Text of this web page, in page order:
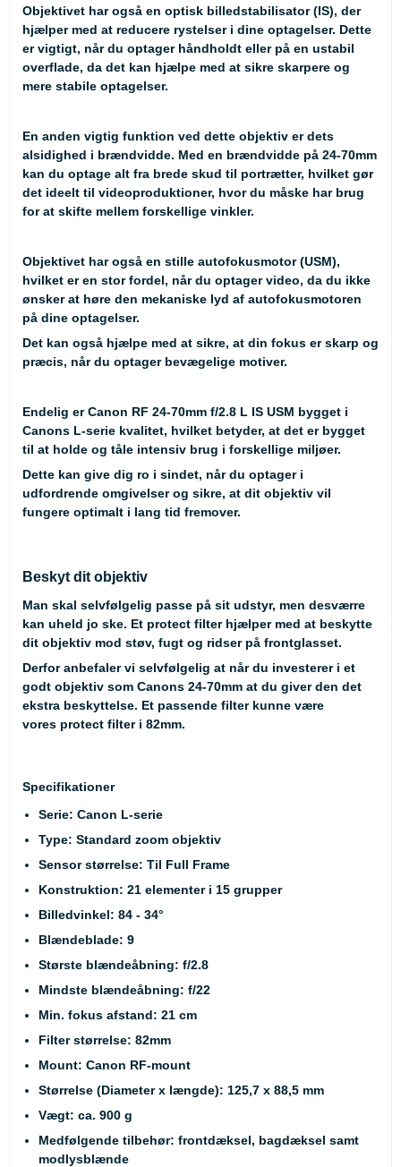
Objektivet har også en optisk billedstabilisator (IS), der
hjælper med at reducere rystelser i dine optagelser. Dette
er vigtigt, når du optager håndholdt eller på en ustabil
overflade, da det kan hjælpe med at sikre skarpere og
mere stabile optagelser.
En anden vigtig funktion ved dette objektiv er dets
alsidighed i brændvidde. Med en brændvidde på 24-70mm
kan du optage alt fra brede skud til portrætter, hvilket gør
det ideelt til videoproduktioner, hvor du måske har brug
for at skifte mellem forskellige vinkler.
Objektivet har også en stille autofokusmotor (USM),
hvilket er en stor fordel, når du optager video, da du ikke
ønsker at høre den mekaniske lyd af autofokusmotoren
på dine optagelser.
Det kan også hjælpe med at sikre, at din fokus er skarp og
præcis, når du optager bevægelige motiver.
Endelig er Canon RF 24-70mm f/2.8 L IS USM bygget i
Canons L-serie kvalitet, hvilket betyder, at det er bygget
til at holde og tåle intensiv brug i forskellige miljøer.
Dette kan give dig ro i sindet, når du optager i
udfordrende omgivelser og sikre, at dit objektiv vil
fungere optimalt i lang tid fremover.
Beskyt dit objektiv
Man skal selvfølgelig passe på sit udstyr, men desværre
kan uheld jo ske. Et protect filter hjælper med at beskytte
dit objektiv mod støv, fugt og ridser på frontglasset.
Derfor anbefaler vi selvfølgelig at når du investerer i et
godt objektiv som Canons 24-70mm at du giver den det
ekstra beskyttelse. Et passende filter kunne være
vores protect filter i 82mm.
Specifikationer
Serie: Canon L-serie
Type: Standard zoom objektiv
Sensor størrelse: Til Full Frame
Konstruktion: 21 elementer i 15 grupper
Billedvinkel: 84 - 34°
Blændeblade: 9
Største blændeåbning: f/2.8
Mindste blændeåbning: f/22
Min. fokus afstand: 21 cm
Filter størrelse: 82mm
Mount: Canon RF-mount
Størrelse (Diameter x længde): 125,7 x 88,5 mm
Vægt: ca. 900 g
Medfølgende tilbehør: frontdæksel, bagdæksel samt
modlysblænde